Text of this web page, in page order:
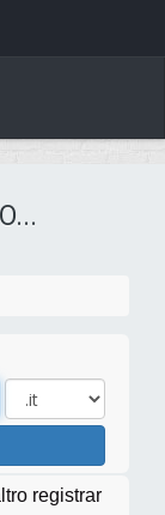
registrar